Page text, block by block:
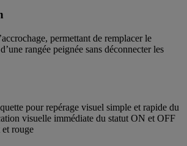
permettant de remplacer le
rangée peignée sans déconnecter les
pour repérage visuel simple et rapide du
visuelle immédiate du statut ON et OFF
et rouge